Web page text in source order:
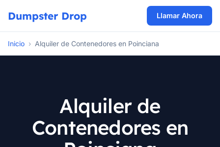
Dumpster Drop Llamar Ahora
Inicio › Alquiler de Contenedores en Poinciana
Alquiler de
Contenedores en